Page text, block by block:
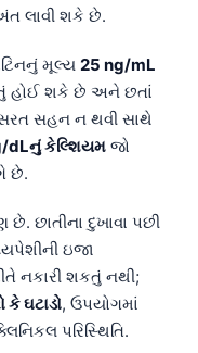
લાવી શકે છે.
મૂલ્ય 25 ng/mL
હોઈ શકે છે અને છતાં
સહન ન થવી સાથે
dLનું કેલ્શિયમ જો
છે.
છાતીના દુખાવા પછી
ઇજા
નકારી શકતું નથી;
ઘટાડો, ઉપયોગમાં
પરિસ્થિતિ.